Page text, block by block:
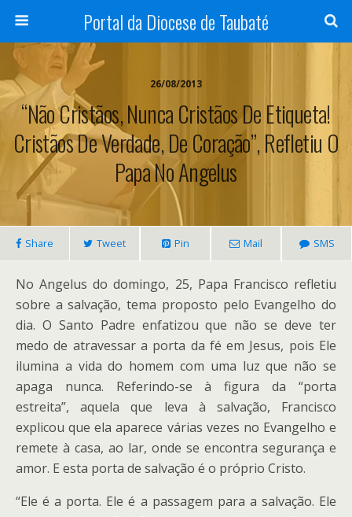
Portal da Diocese de Taubaté
26/08/2013
“Não Cristãos, Nunca Cristãos De Etiqueta!
Cristãos De Verdade, De Coração”, Refletiu O
Papa No Angelus
Share Tweet Pin Mail SMS
No Angelus do domingo, 25, Papa Francisco refletiu
sobre a salvação, tema proposto pelo Evangelho do
dia. O Santo Padre enfatizou que não se deve ter
medo de atravessar a porta da fé em Jesus, pois Ele
ilumina a vida do homem com uma luz que não se
apaga nunca. Referindo-se à figura da “porta
estreita”, aquela que leva à salvação, Francisco
explicou que ela aparece várias vezes no Evangelho e
remete à casa, ao lar, onde se encontra segurança e
amor. E esta porta de salvação é o próprio Cristo.
“Ele é a porta. Ele é a passagem para a salvação. Ele